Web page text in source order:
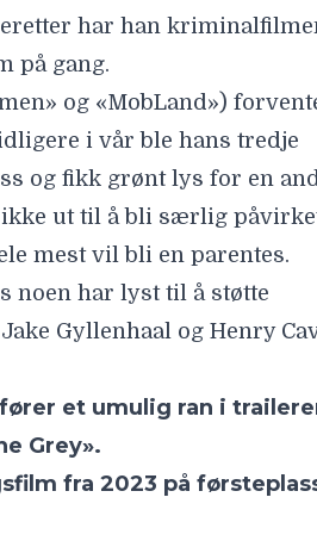
et umulig ran i traileren
Grey».
fra 2023 på førsteplass